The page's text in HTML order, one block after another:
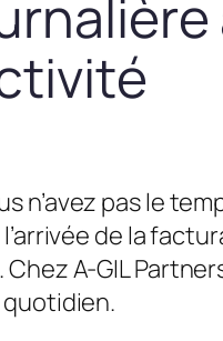
pas le
de la
A-GIL